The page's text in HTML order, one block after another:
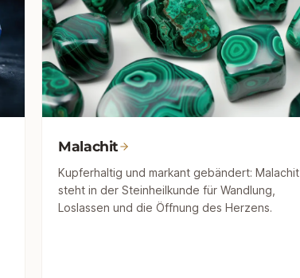
Malachit
Kupferhaltig und markant gebändert: Malachit
steht in der Steinheilkunde für Wandlung,
Loslassen und die Öffnung des Herzens.